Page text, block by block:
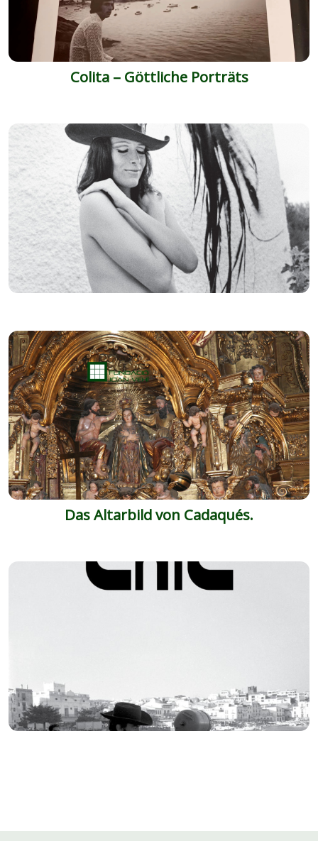
Colita – Göttliche Porträts
Das Altarbild von Cadaqués.